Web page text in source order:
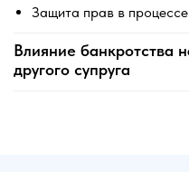
Защита прав в
Влияние банкротства
другого супруга